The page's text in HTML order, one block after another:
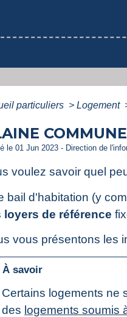
particuliers > Logement
le 01 Jun 2023 - Direction de
voulez savoir quel
bail d'habitation (y
loyers de référence
vous présentons les
À savoir
Certains logements ne
des logements soumis